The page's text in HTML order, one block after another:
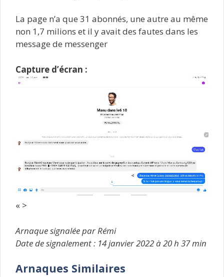
La page n’a que 31 abonnés, une autre au même
non 1,7 milions et il y avait des fautes dans les
message de messenger
Capture d’écran :
« >
Arnaque signalée par Rémi
Date de signalement : 14 janvier 2022 à 20 h 37 min
Arnaques Similaires